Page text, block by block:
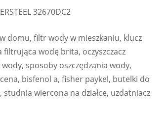
32670DC2
domu, filtr wody w mieszkaniu, klucz
wodę brita, oczyszczacz
sposoby oszczędzania wody,
bisfenol a, fisher paykel, butelki do
wiercona na działce, uzdatniacz